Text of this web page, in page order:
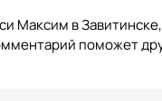
Максим в
поможет